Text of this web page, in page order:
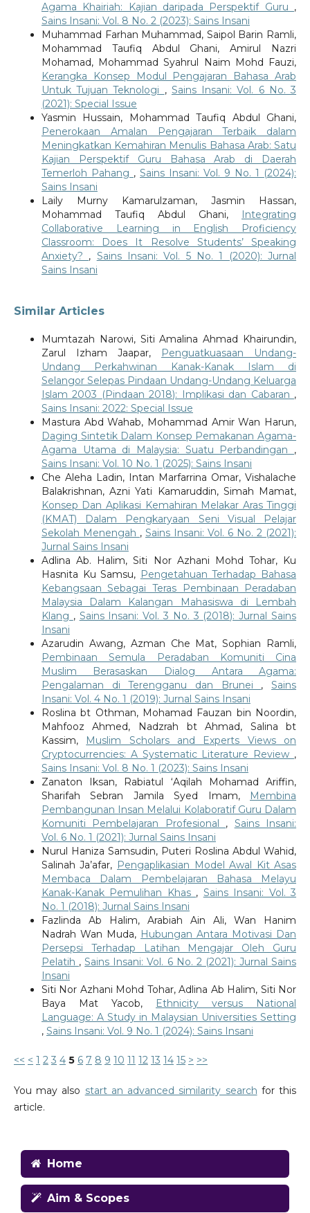
Agama Khairiah: Kajian daripada Perspektif Guru ,
Sains Insani: Vol. 8 No. 2 (2023): Sains Insani
Muhammad Farhan Muhammad, Saipol Barin Ramli,
Mohammad Taufiq Abdul Ghani, Amirul Nazri
Mohamad, Mohammad Syahrul Naim Mohd Fauzi,
Kerangka Konsep Modul Pengajaran Bahasa Arab
Untuk Tujuan Teknologi , Sains Insani: Vol. 6 No. 3
(2021): Special Issue
Yasmin Hussain, Mohammad Taufiq Abdul Ghani,
Penerokaan Amalan Pengajaran Terbaik dalam
Meningkatkan Kemahiran Menulis Bahasa Arab: Satu
Kajian Perspektif Guru Bahasa Arab di Daerah
Temerloh Pahang , Sains Insani: Vol. 9 No. 1 (2024):
Sains Insani
Laily Murny Kamarulzaman, Jasmin Hassan,
Mohammad Taufiq Abdul Ghani,
Integrating
Collaborative Learning in English Proficiency
Classroom: Does It Resolve Students’ Speaking
Anxiety? , Sains Insani: Vol. 5 No. 1 (2020): Jurnal
Sains Insani
Similar Articles
Mumtazah Narowi, Siti Amalina Ahmad Khairundin,
Zarul Izham Jaapar,
Penguatkuasaan Undang-
Undang Perkahwinan Kanak-Kanak Islam di
Selangor Selepas Pindaan Undang-Undang Keluarga
Islam 2003 (Pindaan 2018): Implikasi dan Cabaran ,
Sains Insani: 2022: Special Issue
Mastura Abd Wahab, Mohammad Amir Wan Harun,
Daging Sintetik Dalam Konsep Pemakanan Agama-
Agama Utama di Malaysia: Suatu Perbandingan ,
Sains Insani: Vol. 10 No. 1 (2025): Sains Insani
Che Aleha Ladin, Intan Marfarrina Omar, Vishalache
Balakrishnan, Azni Yati Kamaruddin, Simah Mamat,
Konsep Dan Aplikasi Kemahiran Melakar Aras Tinggi
(KMAT) Dalam Pengkaryaan Seni Visual Pelajar
Sekolah Menengah , Sains Insani: Vol. 6 No. 2 (2021):
Jurnal Sains Insani
Adlina Ab. Halim, Siti Nor Azhani Mohd Tohar, Ku
Hasnita Ku Samsu, Pengetahuan Terhadap Bahasa
Kebangsaan Sebagai Teras Pembinaan Peradaban
Malaysia Dalam Kalangan Mahasiswa di Lembah
Klang , Sains Insani: Vol. 3 No. 3 (2018): Jurnal Sains
Insani
Azarudin Awang, Azman Che Mat, Sophian Ramli,
Pembinaan Semula Peradaban Komuniti Cina
Muslim Berasaskan Dialog Antara Agama:
Pengalaman di Terengganu dan Brunei ,Sains
Insani: Vol. 4 No. 1 (2019): Jurnal Sains Insani
Roslina bt Othman, Mohamad Fauzan bin Noordin,
Mahfooz Ahmed, Nadzrah bt Ahmad, Salina bt
Kassim, Muslim Scholars and Experts Views on
Cryptocurrencies: A Systematic Literature Review ,
Sains Insani: Vol. 8 No. 1 (2023): Sains Insani
Zanaton Iksan, Rabiatul ‘Aqilah Mohamad Ariffin,
Sharifah Sebran Jamila Syed Imam,
Membina
Pembangunan Insan Melalui Kolaboratif Guru Dalam
Komuniti Pembelajaran Profesional , Sains Insani:
Vol. 6 No. 1 (2021): Jurnal Sains Insani
Nurul Haniza Samsudin, Puteri Roslina Abdul Wahid,
Salinah Ja’afar, Pengaplikasian Model Awal Kit Asas
Membaca Dalam Pembelajaran Bahasa Melayu
Kanak-Kanak Pemulihan Khas , Sains Insani: Vol. 3
No. 1 (2018): Jurnal Sains Insani
Fazlinda Ab Halim, Arabiah Ain Ali, Wan Hanim
Nadrah Wan Muda, Hubungan Antara Motivasi Dan
Persepsi Terhadap Latihan Mengajar Oleh Guru
Pelatih ,Sains Insani: Vol. 6 No. 2 (2021): Jurnal Sains
Insani
Siti Nor Azhani Mohd Tohar, Adlina Ab Halim, Siti Nor
Baya Mat Yacob,
Ethnicity versus National
Language: A Study in Malaysian Universities Setting
, Sains Insani: Vol. 9 No. 1 (2024): Sains Insani
<< < 1 2 3 4 5 6 7 8 9 10 11 12 13 14 15 > >>
You may also start an advanced similarity search for this
article.
Home
Aim & Scopes